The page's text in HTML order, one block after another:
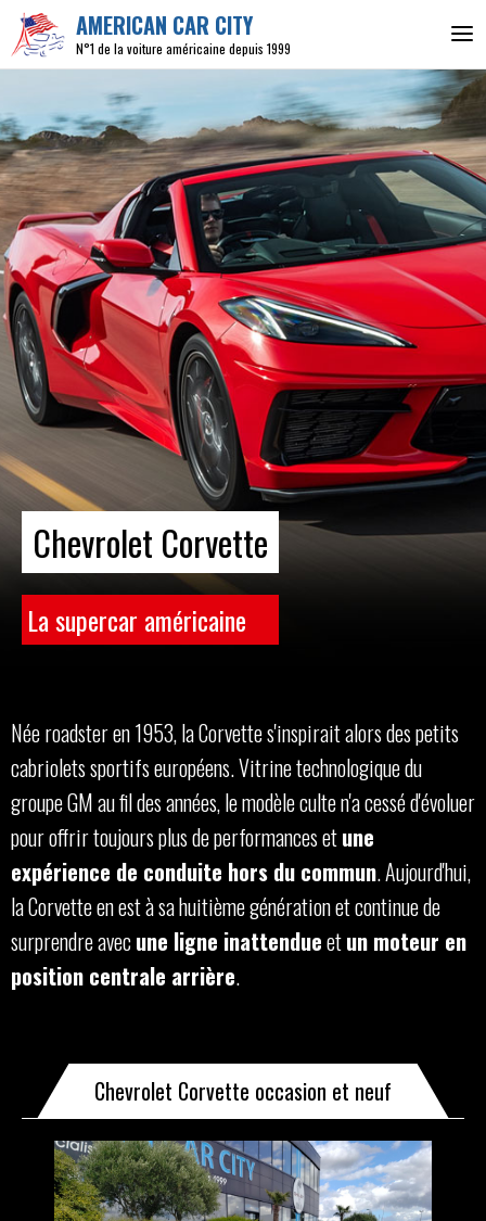
AMERICAN CAR CITY
N°1 de la voiture américaine depuis 1999
Chevrolet Corvette
La supercar américaine
Née roadster en 1953, la Corvette s'inspirait alors des petits
cabriolets sportifs européens. Vitrine technologique du
groupe GM au fil des années, le modèle culte n'a cessé d'évoluer
pour offrir toujours plus de performances etune
expérience de conduite hors du commun. Aujourd'hui,
la Corvette en est à sa huitième génération et continue de
surprendre avecune ligne inattendueetun moteur en
position centrale arrière.
Chevrolet Corvette occasion et neuf